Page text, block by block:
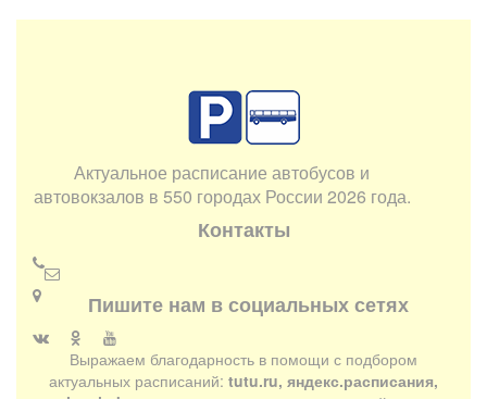
Актуальное расписание автобусов и
автовокзалов в 550 городах России 2026 года.
Контакты
Пишите нам в социальных сетях
Выражаем благодарность в помощи с подбором
актуальных расписаний: tutu.ru, яндекс.расписания,